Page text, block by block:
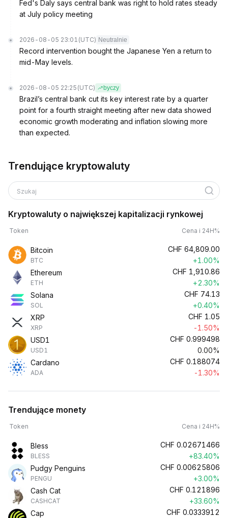
Fed's Daly says central bank was right to hold rates steady
at July policy meeting
2026-08-05 23:01 (UTC) Neutralnie
Record intervention bought the Japanese Yen a return to
mid-May levels.
2026-08-05 22:25 (UTC) byczy
Brazil’s central bank cut its key interest rate by a quarter
point for a fourth straight meeting after new data showed
economic growth moderating and inflation slowing more
than expected.
Trendujące kryptowaluty
Szukaj
Kryptowaluty o największej kapitalizacji rynkowej
Token Cena i 24H%
Bitcoin
BTC
CHF 64,809.00
+1.00%
Ethereum
ETH
CHF 1,910.86
+2.30%
Solana
SOL
CHF 74.13
+0.40%
XRP
XRP
CHF 1.05
-1.50%
USD1
USD1
CHF 0.999498
0.00%
Cardano
ADA
CHF 0.188074
-1.30%
Trendujące monety
Token Cena i 24H%
Bless
BLESS
CHF 0.02671466
+83.40%
Pudgy Penguins
PENGU
CHF 0.00625806
+3.00%
Cash Cat
CASHCAT
CHF 0.121896
+33.60%
Cap
CHF 0.0333912